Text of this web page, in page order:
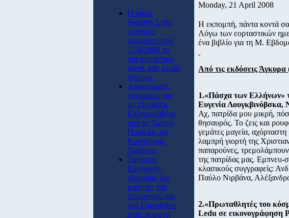
O οίκος
Sotheby’s στο
Λονδίνο
φιλοξενεί στις
17/4/2008 το
πιο σημαντικό
greek sale μεχρί
σήμερα.
Ανακοίνωση
εγγραφών για
τις εξετάσεις
Ελληνομάθεια
από το Τμήμα
Παιδείας της
Κοινότητας
Τορόντο.
Τμήματα
Ελληνικής
γλώσσας για
μαθητές του
Δημοτικού και
του Γυμνασίου
στην περιοχή
Monday, 21 April 2008
Η εκπομπή, πάντα κοντά
Λόγω των εορταστικών
ένα βιβλίο για τη Μ.
Από τις εκδόσεις Άγκυρα
1.«Πάσχα των Ελλήνων»
Ευγενία
Αχ, πατρίδα μου μικρή,
θησαυρός. Το ζεις και
γεμάτες μαγεία, αχόρταστη
λαμπρή γιορτή της
παπαρούνες, τρεμολάμπουν
της πατρίδας μας. Εμπνευ-
κλασικούς συγγραφείς:
Παύλο Νιρβάνα,
2.«Πρωταθλητές του
Ledu σε εικονογράφηση